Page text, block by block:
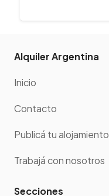
Alquiler Argentina
Inicio
Contacto
Publicá tu alojamiento
Trabajá con nosotros
Secciones